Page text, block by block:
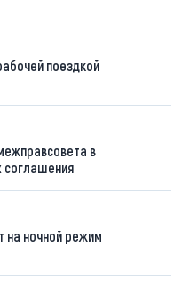
поездкой
в
соглашения
на ночной режим